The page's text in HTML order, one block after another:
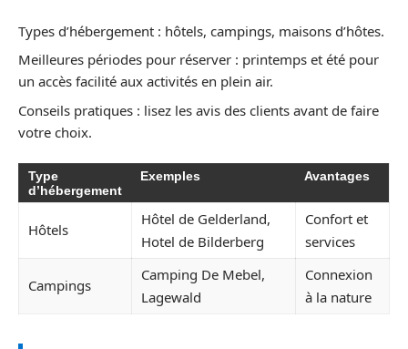
Types d’hébergement : hôtels, campings, maisons d’hôtes.
Meilleures périodes pour réserver : printemps et été pour
un accès facilité aux activités en plein air.
Conseils pratiques : lisez les avis des clients avant de faire
votre choix.
Type
d’hébergement
Exemples Avantages
Hôtels
Hôtel de Gelderland,
Hotel de Bilderberg
Confort et
services
Campings
Camping De Mebel,
Lagewald
Connexion
à la nature